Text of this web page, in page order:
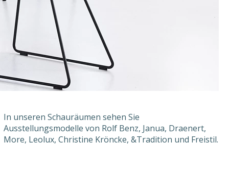
In unseren Schauräumen sehen Sie
Ausstellungsmodelle von Rolf Benz, Janua, Draenert,
More, Leolux, Christine Kröncke, &Tradition und Freistil.